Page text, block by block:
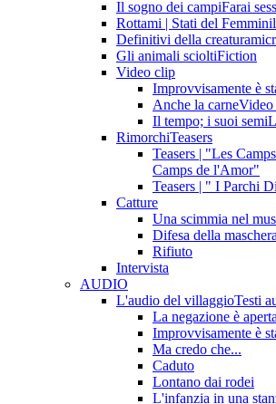
Il sogno dei campiFarai
Rottami | Stati del
Definitivi della creatura
Gli animali scioltiFiction
Video clip
Improvvisamente è
Anche la carne
Il tempo; i suoi semi
RimorchiTeasers
Teasers | "Les
Camps de l'Amor"
Teasers | " I Parchi
Catture
Una scimmia nel
Difesa della
Rifiuto
Intervista
AUDIO
L'audio del villaggioTesti
La negazione è aperta
Improvvisamente è
Ma credo che...
Caduto
Lontano dai rodei
L'infanzia in una